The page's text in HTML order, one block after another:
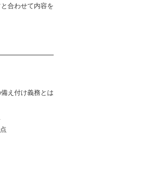
合わせて内容を
務とは